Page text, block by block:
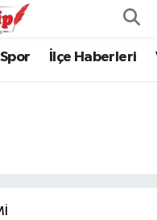
Spor İlçe Haberleri